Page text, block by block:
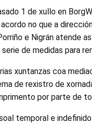
1 de xullo en
no que a
e Nigrán atende
de medidas para
xuntanzas coa
de rexistro de
por parte de
temporal e indefinido